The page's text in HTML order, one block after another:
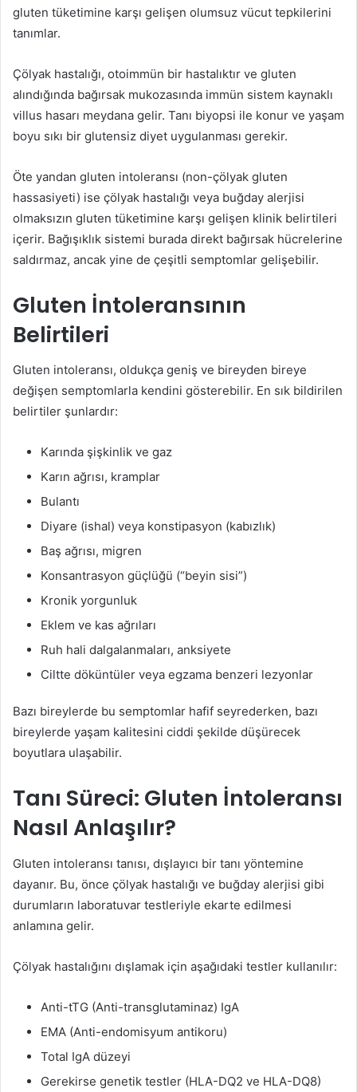
gluten tüketimine karşı gelişen olumsuz vücut tepkilerini
tanımlar.
Çölyak hastalığı, otoimmün bir hastalıktır ve gluten
alındığında bağırsak mukozasında immün sistem kaynaklı
villus hasarı meydana gelir. Tanı biyopsi ile konur ve yaşam
boyu sıkı bir glutensiz diyet uygulanması gerekir.
Öte yandan gluten intoleransı (non-çölyak gluten
hassasiyeti) ise çölyak hastalığı veya buğday alerjisi
olmaksızın gluten tüketimine karşı gelişen klinik belirtileri
içerir. Bağışıklık sistemi burada direkt bağırsak hücrelerine
saldırmaz, ancak yine de çeşitli semptomlar gelişebilir.
Gluten İntoleransının
Belirtileri
Gluten intoleransı, oldukça geniş ve bireyden bireye
değişen semptomlarla kendini gösterebilir. En sık bildirilen
belirtiler şunlardır:
Karında şişkinlik ve gaz
Karın ağrısı, kramplar
Bulantı
Diyare (ishal) veya konstipasyon (kabızlık)
Baş ağrısı, migren
Konsantrasyon güçlüğü (“beyin sisi”)
Kronik yorgunluk
Eklem ve kas ağrıları
Ruh hali dalgalanmaları, anksiyete
Ciltte döküntüler veya egzama benzeri lezyonlar
Bazı bireylerde bu semptomlar hafif seyrederken, bazı
bireylerde yaşam kalitesini ciddi şekilde düşürecek
boyutlara ulaşabilir.
Tanı Süreci: Gluten İntoleransı
Nasıl Anlaşılır?
Gluten intoleransı tanısı, dışlayıcı bir tanı yöntemine
dayanır. Bu, önce çölyak hastalığı ve buğday alerjisi gibi
durumların laboratuvar testleriyle ekarte edilmesi
anlamına gelir.
Çölyak hastalığını dışlamak için aşağıdaki testler kullanılır:
Anti-tTG (Anti-transglutaminaz) IgA
EMA (Anti-endomisyum antikoru)
Total IgA düzeyi
Gerekirse genetik testler (HLA-DQ2 ve HLA-DQ8)